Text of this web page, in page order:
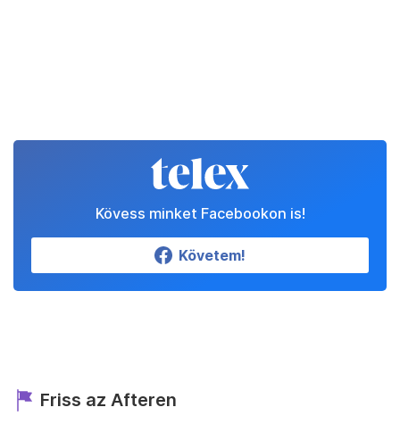
Kövess minket Facebookon is!
Követem!
Friss az Afteren